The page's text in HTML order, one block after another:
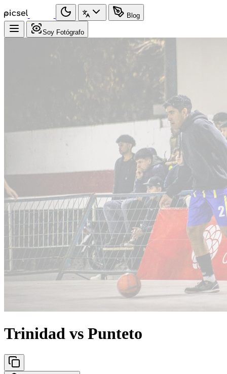
Blog
Soy Fotógrafo
Trinidad vs Punteto